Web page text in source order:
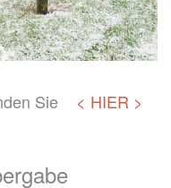
Sie < HIER >